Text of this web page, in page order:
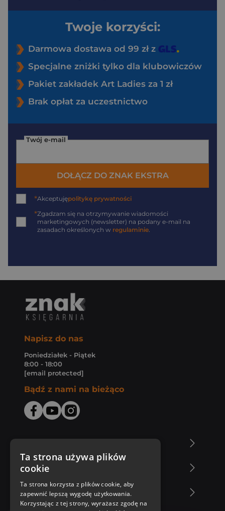
Twoje korzyści:
Darmowa dostawa od 99 zł z
Specjalne zniżki tylko dla klubowiczów
Pakiet zakładek Art Ladies za 1 zł
Brak opłat za uczestnictwo
Twój e-mail
DOŁĄCZ DO ZNAK EKSTRA
*Akceptujępolitykę prywatności
*Zgadzam się na otrzymywanie wiadomości
marketingowych (newsletter) na podany e-mail na
zasadach określonych w regulaminie
Napisz do nas
Poniedziałek - Piątek
8:00 - 18:00
[email protected]
Bądź z nami na bieżąco
Zakupy u nas
Nasza oferta
Ta strona używa plików
cookie
Ta strona korzysta z plików cookie, aby
zapewnić lepszą wygodę użytkowania.
Korzystając z tej strony, wyrażasz zgodę na